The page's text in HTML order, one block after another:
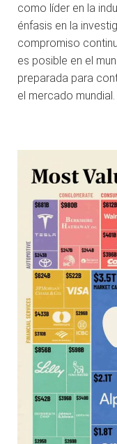
como líder en la
énfasis en la
compromiso
es posible en el
preparada para
el mercado mundial.